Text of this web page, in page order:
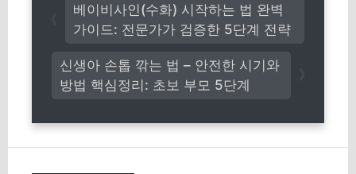
신생아 손톱 깎는 법 – 안전한 시기와
방법 핵심정리: 초보 부모 5단계
베이비사인(수화) 시작하는 법 완벽
가이드: 전문가가 검증한 5단계 전략